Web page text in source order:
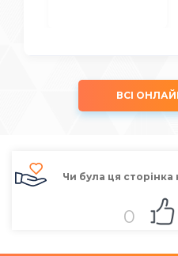
ВСІ
Чи була ця
0